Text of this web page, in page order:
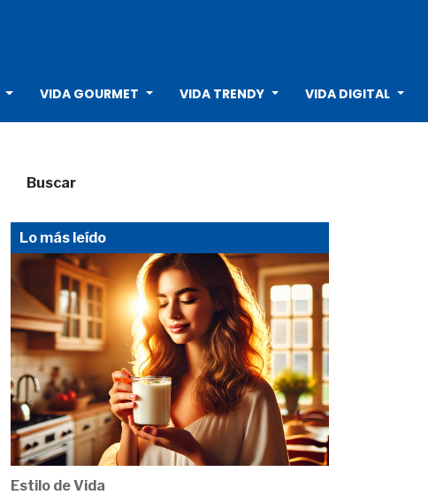
VIDA GOURMET VIDA TRENDY VIDA DIGITAL
Buscar
Lo más leído
Estilo de Vida